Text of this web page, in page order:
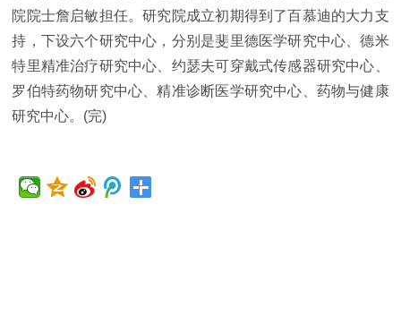
院院士詹启敏担任。研究院成立初期得到了百慕迪的大力支
持，下设六个研究中心，分别是斐里德医学研究中心、德米
特里精准治疗研究中心、约瑟夫可穿戴式传感器研究中心、
罗伯特药物研究中心、精准诊断医学研究中心、药物与健康
研究中心。(完)